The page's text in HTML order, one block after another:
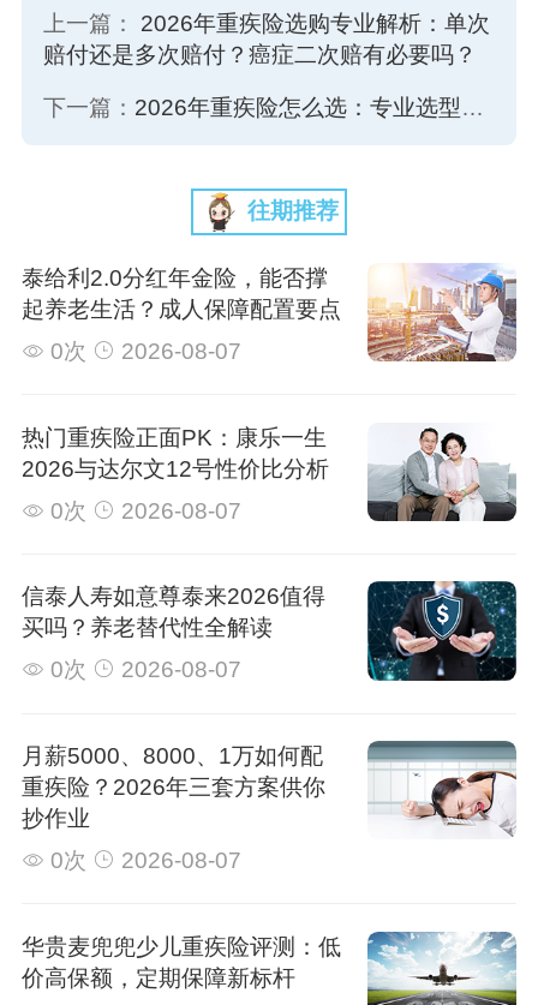
上一篇： 2026年重疾险选购专业解析：单次
赔付还是多次赔付？癌症二次赔有必要吗？
下一篇： 2026年重疾险怎么选：专业选型标准、合规服务机构与适配人群深度分析
往期推荐
泰给利2.0分红年金险，能否撑
起养老生活？成人保障配置要点
0次
2026-08-07
热门重疾险正面PK：康乐一生
2026与达尔文12号性价比分析
0次
2026-08-07
信泰人寿如意尊泰来2026值得
买吗？养老替代性全解读
0次
2026-08-07
月薪5000、8000、1万如何配
重疾险？2026年三套方案供你
抄作业
0次
2026-08-07
华贵麦兜兜少儿重疾险评测：低
价高保额，定期保障新标杆